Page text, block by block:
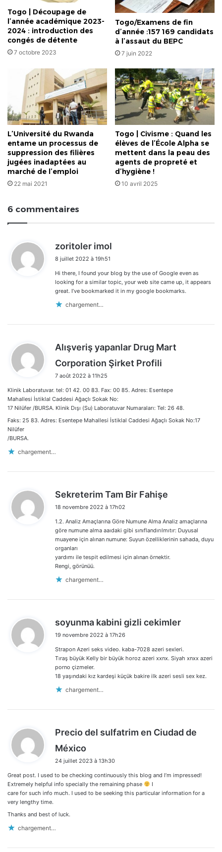
Togo | Découpage de
l’année académique 2023-
2024 : introduction des
congés de détente
7 octobre 2023
Togo/Examens de fin
d’année :157 169 candidats
à l’assaut du BEPC
7 juin 2022
L’Université du Rwanda
entame un processus de
suppression des filières
jugées inadaptées au
marché de l’emploi
22 mai 2021
Togo | Civisme : Quand les
élèves de l’École Alpha se
mettent dans la peau des
agents de propreté et
d’hygiène !
10 avril 2025
6 commentaires
zoritoler imol
:
8 juillet 2022 à 19h51
Hi there, I found your blog by the use of Google even as
looking for a similar topic, your web site came up, it appears
great. I’ve bookmarked it in my google bookmarks.
chargement…
Alışveriş yapanlar Drug Mart
Corporation Şirket Profili
7 août 2022 à 11h25
Klinik Laboratuvar. tel: 01 42. 00 83. Fax: 00 85. Adres: Esentepe
Mahallesi İstiklal Caddesi Ağaçlı Sokak No:
17 Nilüfer /BURSA. Klinik Dışı (Su) Laboratuvar Numaraları: Tel: 26 48.
Faks: 25 83. Adres: Esentepe Mahallesi İstiklal Caddesi Ağaçlı Sokak No:17
Nilüfer
/BURSA.
chargement…
Sekreterim Tam Bir Fahişe
:
18 novembre 2022 à 17h02
1.2. Analiz Amaçlarına Göre Numune Alma Analiz amaçlarına
göre numune alma aaıdaki gibi sınıflandırılmıtır: Duyusal
muayene için alınan numune: Suyun özelliklerinin sahada, duyu
organları
yardımı ile tespit edilmesi için alınan örnektir.
Rengi, görünüü.
chargement…
soyunma kabini gizli cekimler
:
19 novembre 2022 à 17h26
Strapon Azeri seks video. kaba-7028 azeri sexleri.
Tıraş büyük Kelly bir büyük horoz azeri xxnx. Siyah xnxx azeri
porno çizmeler.
18 yaşındaki kız kardeşi küçük bakire ilk azeri sesli sex kez.
chargement…
Precio del sulfatrim en Ciudad de
México
t
:
24 juillet 2023 à 13h30
Great post. I used to be checking continuously this blog and I’m impressed!
Extremely helpful info specially the remaining phase
I
care for such info much. I used to be seeking this particular information for a
very lengthy time.
Thanks and best of luck.
chargement…